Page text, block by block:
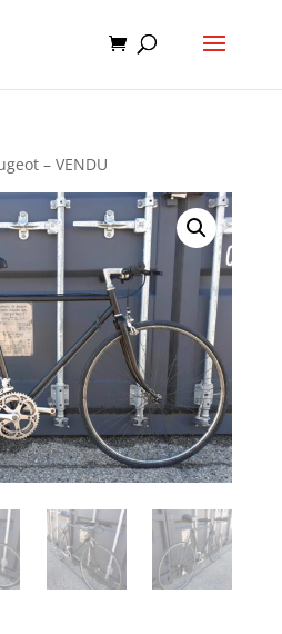
– VENDU